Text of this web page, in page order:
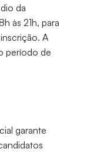
da
às 21h, para
A
período de
garante